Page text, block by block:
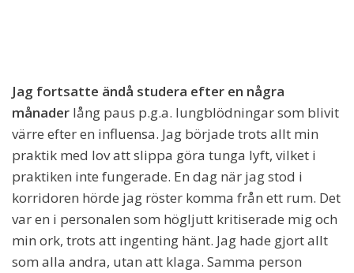
Jag fortsatte ändå studera efter en några
månader lång paus p.g.a. lungblödningar som blivit
värre efter en influensa. Jag började trots allt min
praktik med lov att slippa göra tunga lyft, vilket i
praktiken inte fungerade. En dag när jag stod i
korridoren hörde jag röster komma från ett rum. Det
var en i personalen som högljutt kritiserade mig och
min ork, trots att ingenting hänt. Jag hade gjort allt
som alla andra, utan att klaga. Samma person